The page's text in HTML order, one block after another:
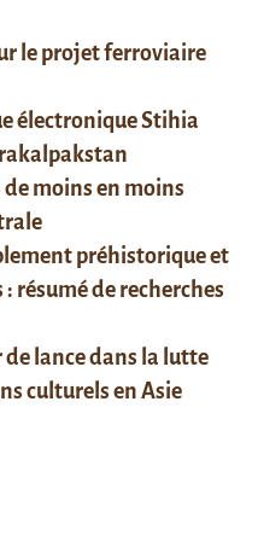
le projet ferroviaire
électronique Stihia
de moins en moins
préhistorique et
résumé de recherches
de lance dans la lutte
culturels en Asie